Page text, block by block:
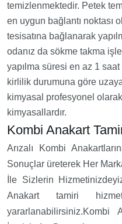
temizlenmektedir. Petek
en uygun bağlantı noktası
tesisatına bağlanarak
odanız da sökme takma
yapılma süresi en az 1
kirlilik durumuna göre
kimyasal profesyonel
kimyasallardır.
Kombi Anakart
Arızalı Kombi
Sonuçlar üreterek Her
İle Sizlerin
Anakart tamiri
yararlanabilirsiniz.Kombi